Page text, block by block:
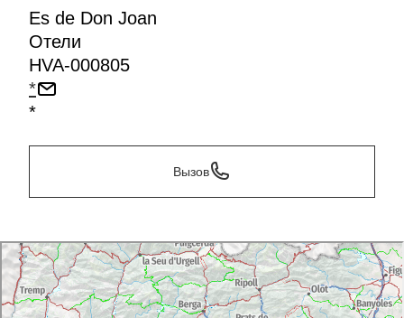
Es de Don Joan
Отели
HVA-000805
*
*
Вызов